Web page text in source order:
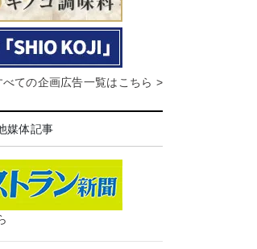
べての企画広告一覧はこちら >
媒体記事